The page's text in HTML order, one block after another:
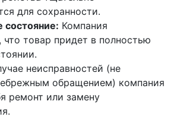
для сохранности.
состояние: Компания
что товар придет в полностью
неисправностей (не
обращением) компания
ремонт или замену